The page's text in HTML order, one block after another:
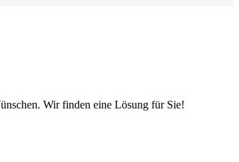
Wir finden eine Lösung für Sie!